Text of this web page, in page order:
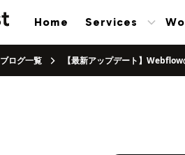
Home Services
ブログ一覧 【最新アップデート】